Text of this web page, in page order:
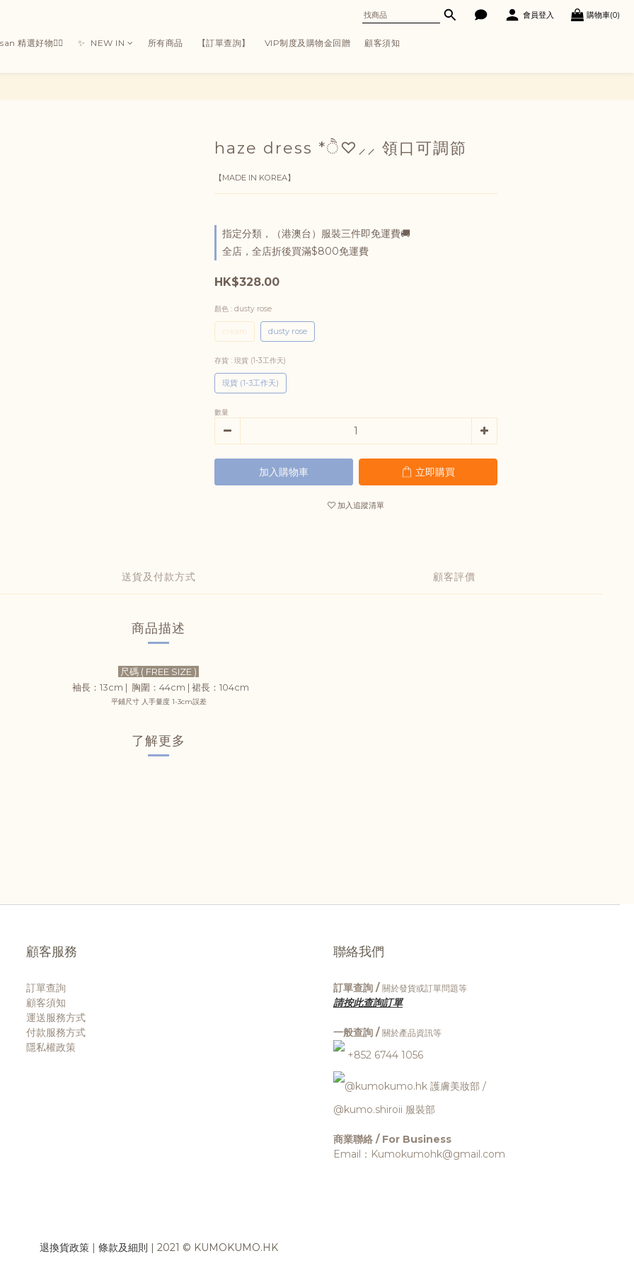
會員登入 購物車(0)
精選好物👯‍♀ ✨ ㅤ ㅤNEW IN 所有商品 【訂單查詢】 VIP制度及購物金回贈 顧客須知
haze dress *ੈ♡⸝⸝ 領口可調節
【MADE IN KOREA】
指定分類，（港澳台）服裝三件即免運費🚚
全店，全店折後買滿$800免運費
HK$328.00
顏色 : dusty rose
cream dusty rose
存貨 : 現貨 (1-3工作天)
現貨 (1-3工作天)
數量
加入購物車 立即購買
加入追蹤清單
送貨及付款方式 顧客評價
商品描述
尺碼 ( FREE SIZE )
袖長：13cm | 胸圍 ：44cm | 裙長：104cm
平鋪尺寸 人手量度 1-3cm誤差
了解更多
顧客服務
訂單查詢
顧客須知
運送服務方式
付款服務方式
隱私權政策
聯絡我們
訂單查詢 / 關於發貨或訂單問題等
請按此查詢訂單
一般查詢 / 關於產品資訊等
+852 6744 1056
@kumokumo.hk 護膚美妝部 /
@kumo.shiroii 服裝部
商業聯絡 / For Business
Email：Kumokumohk@gmail.com
退換貨政策| 條款及細則 | 2021 © KUMOKUMO.HK